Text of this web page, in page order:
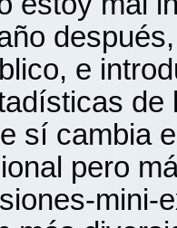
e
de
sí cambia
pero
mini-